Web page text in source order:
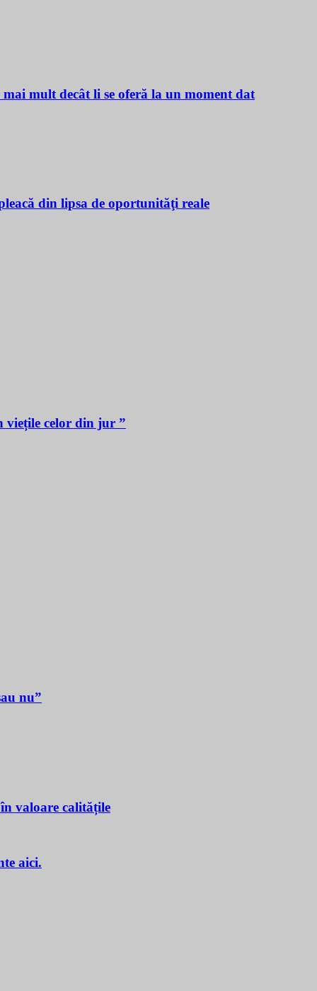
mult decât li se oferă la un moment dat
din lipsa de oportunităţi reale
viețile celor din jur ”
nu”
valoare calitățile
aici.